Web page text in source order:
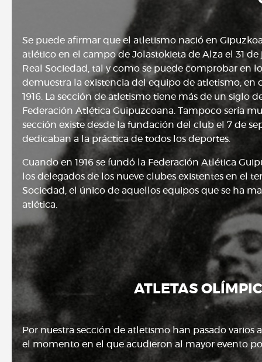
Se puede afirmar que el atletismo nació en
atlético en el campo de Jolastokieta de Alza el 31
Real Sociedad, tal y como se puede comprobar en
demuestra la existencia del equipo de atletismo, en
1916. La sección de atletismo tiene más de un siglo
Federación Atlética Guipuzcoana. Tampoco sería
sección existe desde la fundación del club el 7 de
dedicaban a la práctica de todos los deportes.
Cuando en 1916 se fundó la Federación Atlética
los delegados de los nueve clubes existentes en el
Sociedad, el único de aquellos equipos que se ha
atlética.
ATLETAS
Por nuestra sección de atletismo han pasado
el momento en el que acudieron al mayor evento